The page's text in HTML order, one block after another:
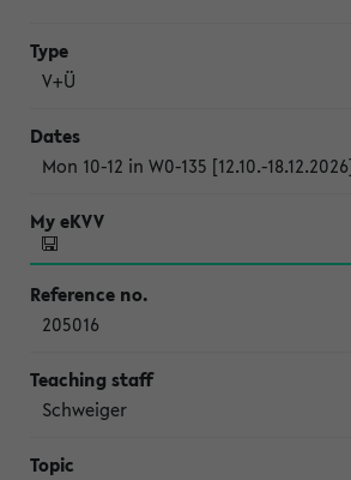
V+Ü
Mon 10-12 in W0-135 [12.10.-
205016
Schweiger